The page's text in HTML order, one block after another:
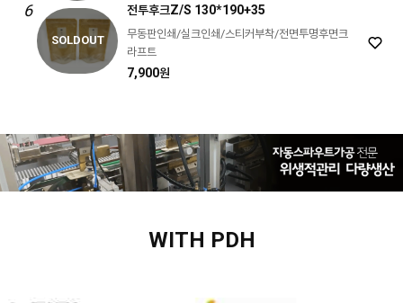
6
SOLDOUT
전투후크Z/S 130*190+35
무동판인쇄/실크인쇄/스티커부착/전면투명후면크
라프트
7,900원
WITH PDH